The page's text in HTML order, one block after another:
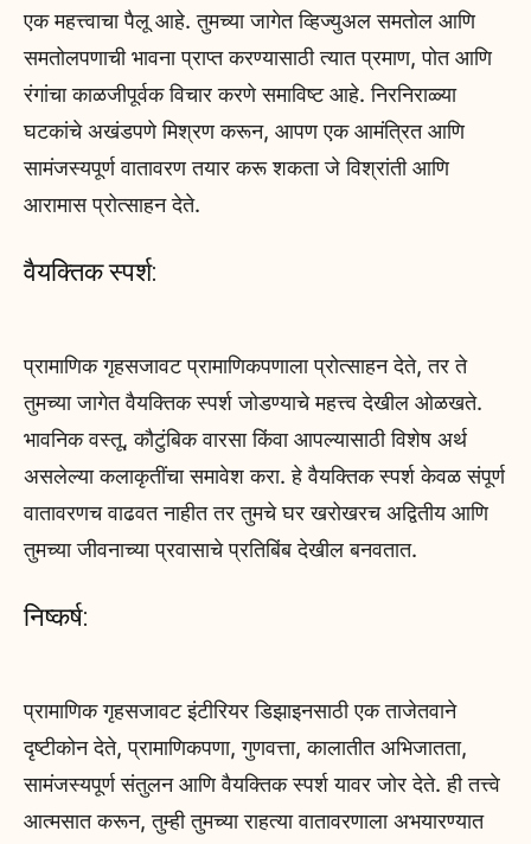
एक महत्त्वाचा पैलू आहे. तुमच्या जागेत व्हिज्युअल समतोल आणि
समतोलपणाची भावना प्राप्त करण्यासाठी त्यात प्रमाण, पोत आणि
रंगांचा काळजीपूर्वक विचार करणे समाविष्ट आहे. निरनिराळ्या
घटकांचे अखंडपणे मिश्रण करून, आपण एक आमंत्रित आणि
सामंजस्यपूर्ण वातावरण तयार करू शकता जे विश्रांती आणि
आरामास प्रोत्साहन देते.
वैयक्तिक स्पर्श:
प्रामाणिक गृहसजावट प्रामाणिकपणाला प्रोत्साहन देते, तर ते
तुमच्या जागेत वैयक्तिक स्पर्श जोडण्याचे महत्त्व देखील ओळखते.
भावनिक वस्तू, कौटुंबिक वारसा किंवा आपल्यासाठी विशेष अर्थ
असलेल्या कलाकृतींचा समावेश करा. हे वैयक्तिक स्पर्श केवळ संपूर्ण
वातावरणच वाढवत नाहीत तर तुमचे घर खरोखरच अद्वितीय आणि
तुमच्या जीवनाच्या प्रवासाचे प्रतिबिंब देखील बनवतात.
निष्कर्ष:
प्रामाणिक गृहसजावट इंटीरियर डिझाइनसाठी एक ताजेतवाने
दृष्टीकोन देते, प्रामाणिकपणा, गुणवत्ता, कालातीत अभिजातता,
सामंजस्यपूर्ण संतुलन आणि वैयक्तिक स्पर्श यावर जोर देते. ही तत्त्वे
आत्मसात करून, तुम्ही तुमच्या राहत्या वातावरणाला अभयारण्यात